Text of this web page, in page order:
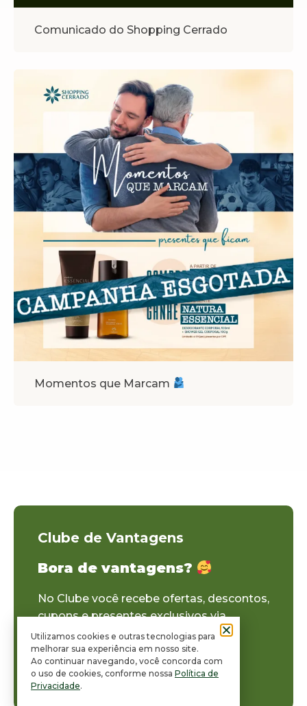
Comunicado do Shopping Cerrado
Momentos que Marcam
Clube de Vantagens
Bora de vantagens?
No Clube você recebe ofertas, descontos,
cupons e presentes exclusivos via
Whatsapp ou Instagram!
Se inscrever no Clube
Utilizamos cookies e outras tecnologias para
melhorar sua experiência em nosso site.
Ao continuar navegando, você concorda com
o uso de cookies, conforme nossa Política de
Privacidade.